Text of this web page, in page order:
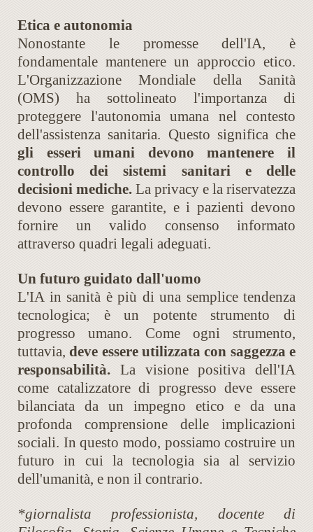
Etica e autonomia
Nonostante le promesse dell'IA, è
fondamentale mantenere un approccio etico.
L'Organizzazione Mondiale della Sanità
(OMS) ha sottolineato l'importanza di
proteggere l'autonomia umana nel contesto
dell'assistenza sanitaria. Questo significa che
gli esseri umani devono mantenere il
controllo dei sistemi sanitari e delle
decisioni mediche. La privacy e la riservatezza
devono essere garantite, e i pazienti devono
fornire un valido consenso informato
attraverso quadri legali adeguati.
Un futuro guidato dall'uomo
L'IA in sanità è più di una semplice tendenza
tecnologica; è un potente strumento di
progresso umano. Come ogni strumento,
tuttavia,deve essere utilizzata con saggezza e
responsabilità. La visione positiva dell'IA
come catalizzatore di progresso deve essere
bilanciata da un impegno etico e da una
profonda comprensione delle implicazioni
sociali. In questo modo, possiamo costruire un
futuro in cui la tecnologia sia al servizio
dell'umanità, e non il contrario.
*giornalista professionista, docente di